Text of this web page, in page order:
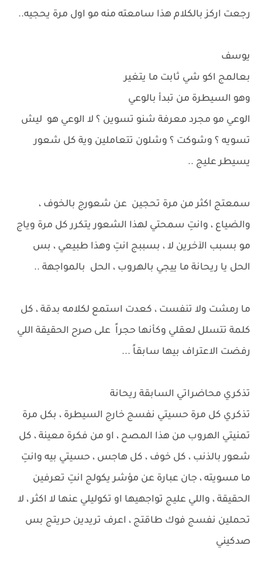
رجعت اركز بالكلام هذا سامعته منه مو اول مرة يحجيه..
يوسف
بعالمج اكو شي ثابت ما يتغير
وهو السيطرة من تبدأ بالوعي
الوعي مو مجرد معرفة شنو تسوين ؟ لا الوعي هو ليش
تسويه ؟ وشوكت ؟ وشلون تتعاملين وية كل شعور
يسيطر عليج ..
سمعتج اكثر من مرة تحجين عن شعورج بالخوف ،
والضياع ، وانتِ سمحتي لهذا الشعور يتكرر كل مرة وياج
مو بسبب الآخرين لا ، بسببج انتِ وهذا طبيعي ، بس
الحل يا ريحانة ما ييجي بالهروب ، الحل بالمواجهة ..
ما رمشت ولا تنفست ، كعدت استمع لكلامه بدقة ، كل
كلمة تتسلل لعقلي وكأنها حجراً على صرح الحقيقة اللي
رفضت الاعتراف بيها سابقاً ...
تذكري محاضراتي السابقة ريحانة
تذكري كل مرة حسيتي نفسج خارج السيطرة ، بكل مرة
تمنيتي الهروب من هذا المصح ، او من فكرة معينة ، كل
شعور بالذنب ، كل خوف ، كل هاجس ، حسيتي بيه وانتِ
ما مسويته ، جان عبارة عن مؤشر يكولج انتِ تعرفين
الحقيقة ، واللي عليج تواجهيها او تكوليلي عنها لا اكثر ، لا
تحملين نفسج فوك طاقتج ، اعرف تريدين حريتج بس
صدكيني